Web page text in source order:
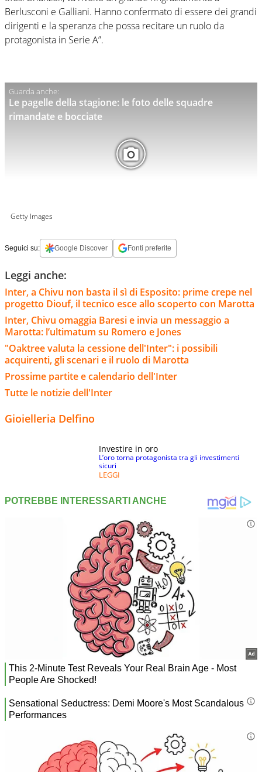
Berlusconi e Galliani. Hanno confermato di essere dei grandi
dirigenti e la speranza che possa recitare un ruolo da
protagonista in Serie A”.
Le pagelle della stagione: le foto delle squadre
rimandate e bocciate
Getty Images
Seguici su: Google Discover Fonti preferite
Leggi anche:
Inter, a Chivu non basta il sì di Esposito: prime crepe nel
progetto Diouf, il tecnico esce allo scoperto con Marotta
Inter, Chivu omaggia Baresi e invia un messaggio a
Marotta: l’ultimatum su Romero e Jones
"Oaktree valuta la cessione dell'Inter": i possibili
acquirenti, gli scenari e il ruolo di Marotta
Prossime partite e calendario dell'Inter
Tutte le notizie dell'Inter
Gioielleria Delfino
Investire in oro
L’oro torna protagonista tra gli investimenti
sicuri
LEGGI